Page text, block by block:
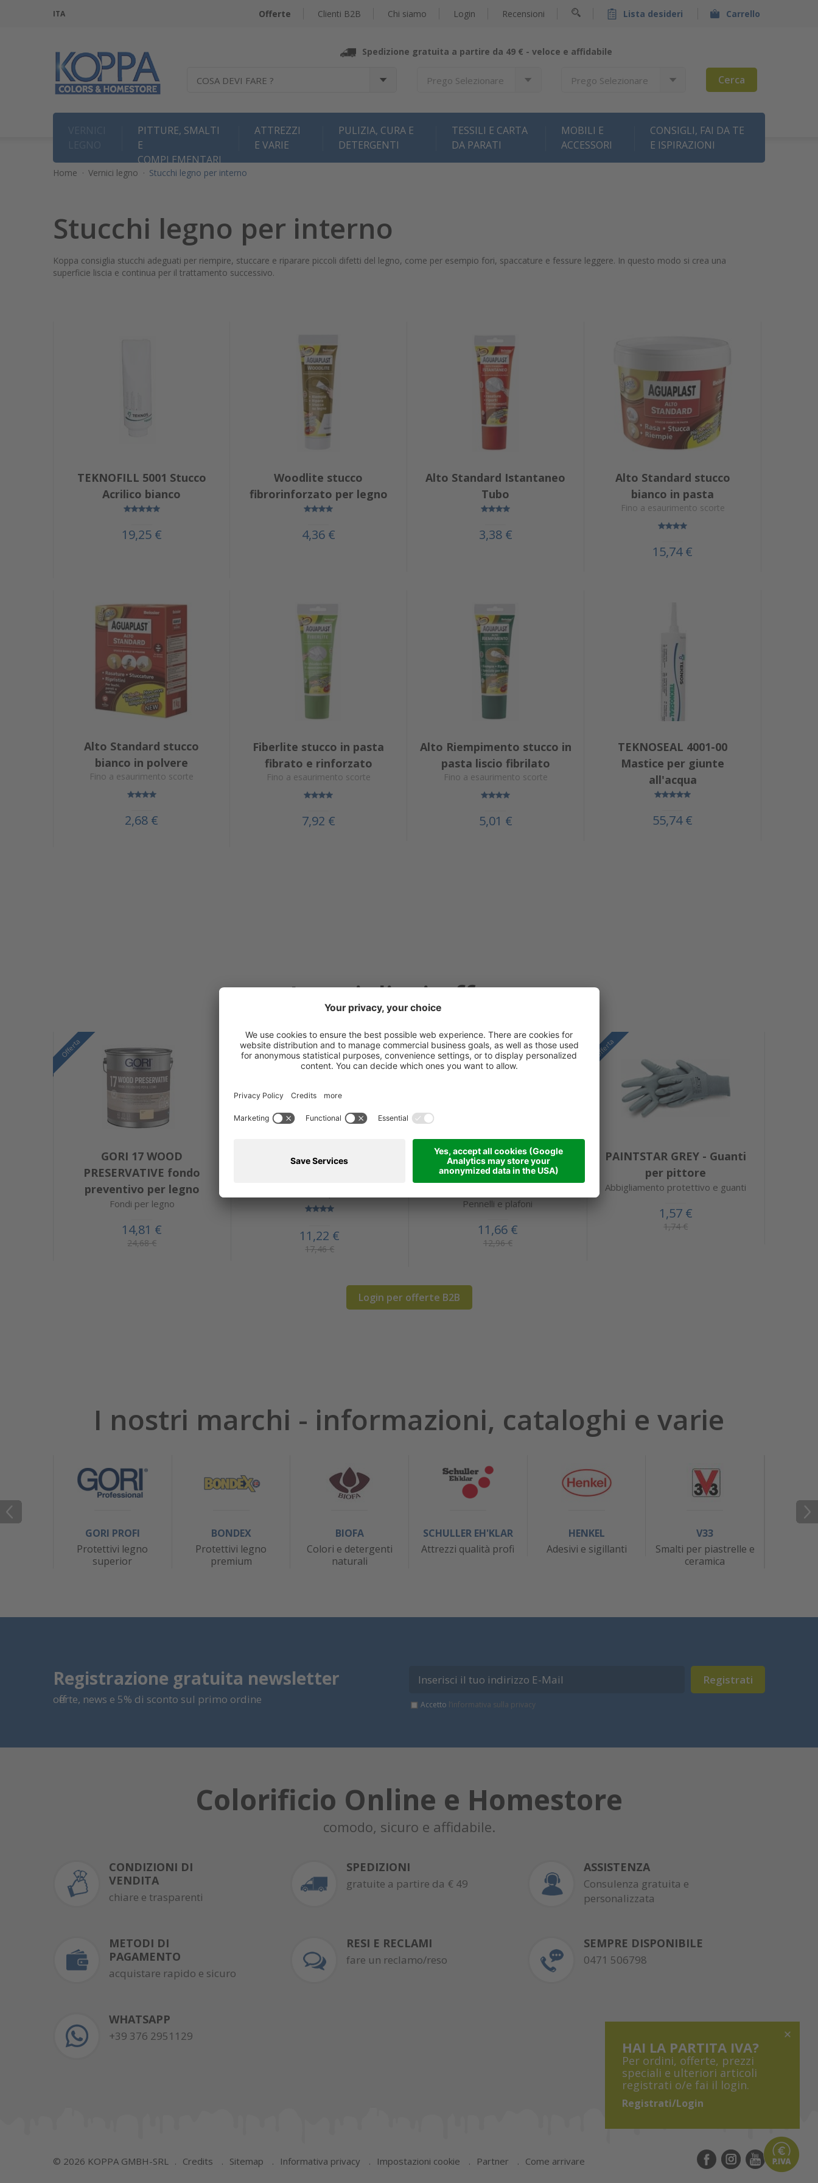
ITA Offerte Clienti B2B Chi siamo Login Recensioni Lista desideri Carrello
Spedizione gratuita a partire da 49 € - veloce e affidabile
COSA DEVI FARE ? Prego Selezionare Prego Selezionare Cerca
PITTURE, SMALTI
E
COMPLEMENTARI
ATTREZZI
E VARIE
PULIZIA, CURA E
DETERGENTI
TESSILI E CARTA
DA PARATI
MOBILI E
ACCESSORI
CONSIGLI, FAI DA TE
E ISPIRAZIONI
Home · Vernici legno · Stucchi legno per interno
Stucchi legno per interno
Koppa consiglia stucchi adeguati per riempire, stuccare e riparare piccoli difetti del legno, come per esempio fori, spaccature e fessure leggere. In questo modo si crea una
superficie liscia e continua per il trattamento successivo.
TEKNOFILL 5001 Stucco
Acrilico bianco
19,25 €
Woodlite stucco
fibrorinforzato per legno
4,36 €
Alto Standard Istantaneo
Tubo
3,38 €
Alto Standard stucco
bianco in pasta
Fino a esaurimento scorte
15,74 €
Alto Standard stucco
bianco in polvere
Fino a esaurimento scorte
2,68 €
Fiberlite stucco in pasta
fibrato e rinforzato
Fino a esaurimento scorte
7,92 €
Alto Riempimento stucco in
pasta liscio fibrilato
Fino a esaurimento scorte
5,01 €
TEKNOSEAL 4001-00
Mastice per giunte
all'acqua
55,74 €
Le migliori offerte
Offerta
GORI 17 WOOD
PRESERVATIVE fondo
preventivo per legno
Fondi per legno
14,81 €
24,68 €
Offerta
BONDEX Detergente
11,22 €
17,46 €
Offerta
TIMBER FS TWIST -
Plafoncino con testa
Pennelli e plafoni
11,66 €
12,96 €
Offerta
PAINTSTAR GREY - Guanti
per pittore
Abbigliamento protettivo e guanti
1,57 €
1,74 €
Login per offerte B2B
I nostri marchi - informazioni, cataloghi e varie
GORI PROFI
Protettivi legno
superior
BONDEX
Protettivi legno
premium
BIOFA
Colori e detergenti
naturali
SCHULLER EH'KLAR
Attrezzi qualità profi
HENKEL
Adesivi e sigillanti
V33
Smalti per piastrelle e
ceramica
Registrazione gratuita newsletter
offerte, news e 5% di sconto sul primo ordine
Registrati
Accetto l’informativa sulla privacy
Colorificio Online e Homestore
comodo, sicuro e affidabile.
CONDIZIONI DI
VENDITA
chiare e trasparenti
SPEDIZIONI
gratuite a partire da € 49
ASSISTENZA
Consulenza gratuita e
personalizzata
METODI DI
PAGAMENTO
acquistare rapido e sicuro
RESI E RECLAMI
fare un reclamo/reso
SEMPRE DISPONIBILE
0471 506798
WHATSAPP
+39 376 2951129
© 2026 KOPPA GMBH-SRL Credits Sitemap Informativa privacy Impostazioni cookie Partner Come arrivare
HAI LA PARTITA IVA?
Per ordini, offerte, prezzi
speciali e ulteriori articoli
registrati o/e fai il login.
Registrati/Login